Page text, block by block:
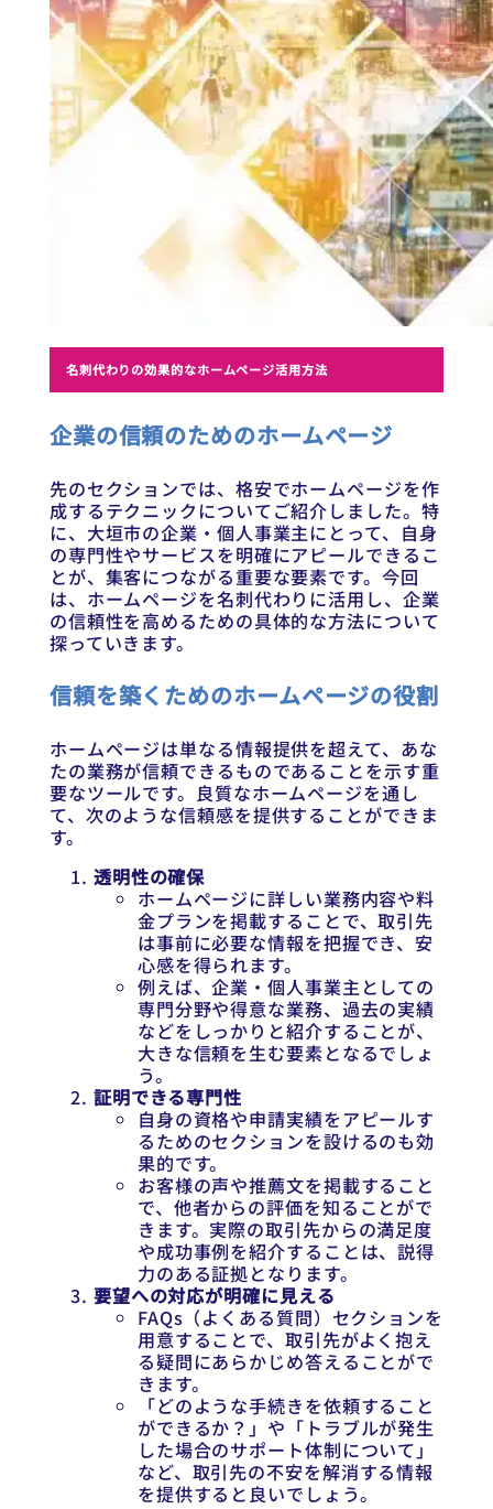
名刺代わりの効果的なホームページ活用方法
企業の信頼のためのホームページ
先のセクションでは、格安でホームページを作
成するテクニックについてご紹介しました。特
に、大垣市の企業・個人事業主にとって、自身
の専門性やサービスを明確にアピールできるこ
とが、集客につながる重要な要素です。今回
は、ホームページを名刺代わりに活用し、企業
の信頼性を高めるための具体的な方法について
探っていきます。
信頼を築くためのホームページの役割
ホームページは単なる情報提供を超えて、あな
たの業務が信頼できるものであることを示す重
要なツールです。良質なホームページを通し
て、次のような信頼感を提供することができま
す。
透明性の確保
ホームページに詳しい業務内容や料
金プランを掲載することで、取引先
は事前に必要な情報を把握でき、安
心感を得られます。
例えば、企業・個人事業主としての
専門分野や得意な業務、過去の実績
などをしっかりと紹介することが、
大きな信頼を生む要素となるでしょ
う。
証明できる専門性
自身の資格や申請実績をアピールす
るためのセクションを設けるのも効
果的です。
お客様の声や推薦文を掲載すること
で、他者からの評価を知ることがで
きます。実際の取引先からの満足度
や成功事例を紹介することは、説得
力のある証拠となります。
要望への対応が明確に見える
FAQs（よくある質問）セクションを
用意することで、取引先がよく抱え
る疑問にあらかじめ答えることがで
きます。
「どのような手続きを依頼すること
ができるか？」や「トラブルが発生
した場合のサポート体制について」
など、取引先の不安を解消する情報
を提供すると良いでしょう。